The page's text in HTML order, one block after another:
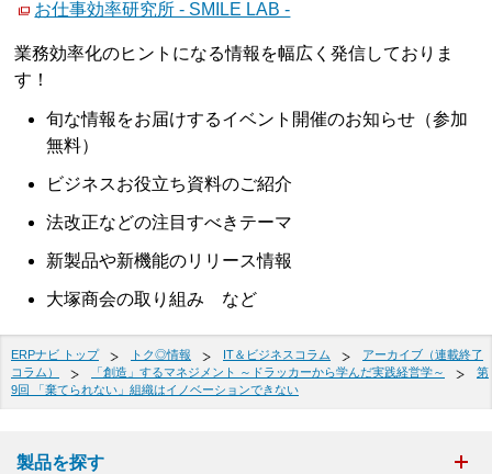
お仕事効率研究所 - SMILE LAB -
業務効率化のヒントになる情報を幅広く発信しておりま
す！
旬な情報をお届けするイベント開催のお知らせ（参加
無料）
ビジネスお役立ち資料のご紹介
法改正などの注目すべきテーマ
新製品や新機能のリリース情報
大塚商会の取り組み など
ERPナビ トップ トク◎情報 IT＆ビジネスコラム
アーカイブ（連載終了
コラム）
「創造」するマネジメント ～ドラッカーから学んだ実践経営学～
第
9回 「棄てられない」組織はイノベーションできない
製品を探す